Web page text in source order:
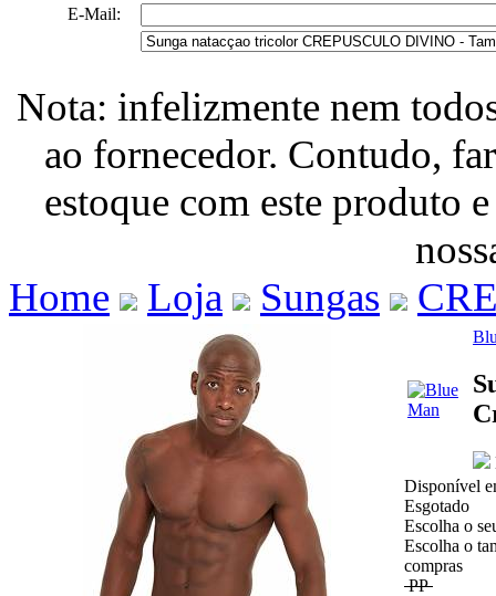
E-Mail:
Nota: infelizmente nem
ao fornecedor. Contudo,
estoque com este produto
Home
Loja Sungas
Disponível
Esgotado
Escolha o
Escolha o
compras
PP